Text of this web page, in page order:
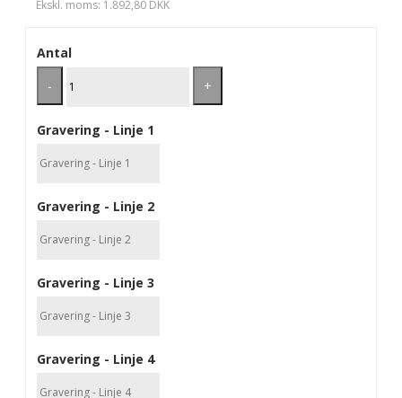
Ekskl. moms: 1.892,80 DKK
Antal
-
+
Gravering - Linje 1
Gravering - Linje 2
Gravering - Linje 3
Gravering - Linje 4